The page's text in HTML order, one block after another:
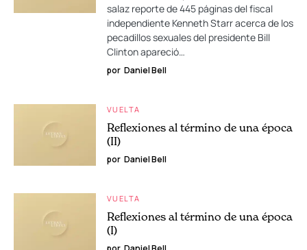
salaz reporte de 445 páginas del fiscal
independiente Kenneth Starr acerca de los
pecadillos sexuales del presidente Bill
Clinton apareció…
por Daniel Bell
VUELTA
Reflexiones al término de una época
(II)
por Daniel Bell
VUELTA
Reflexiones al término de una época
(I)